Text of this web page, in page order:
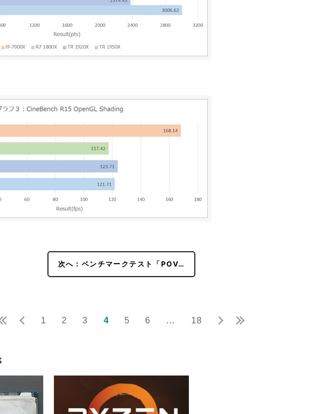
次へ：ベンチマークテスト「POV…
1 2 3 4 5 6 … 18